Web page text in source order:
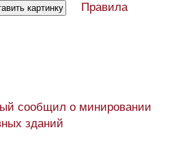
Правила
сообщил о минировании
зданий